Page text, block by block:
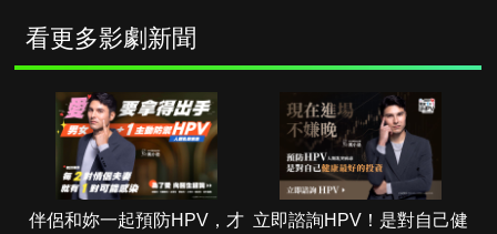
看更多影劇新聞
伴侶和妳一起預防HPV，才 立即諮詢HPV！是對自己健